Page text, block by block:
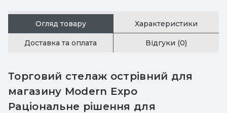
Огляд товару Характеристики
Доставка та оплата Відгуки (0)
Торговий стелаж острівний для
магазину Modern Expo
Раціональне рішення для